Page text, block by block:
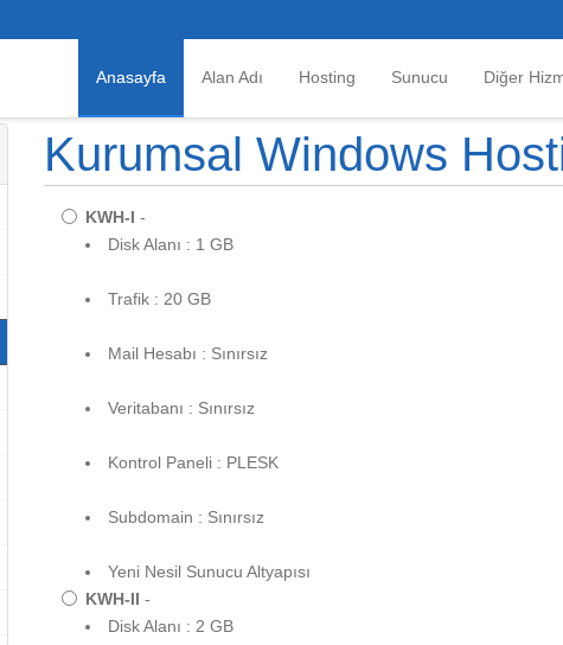
Anasayfa Alan Adı Hosting Sunucu Diğer
Kurumsal Windows
KWH-I -
Disk Alanı : 1 GB
Trafik : 20 GB
Mail Hesabı : Sınırsız
Veritabanı : Sınırsız
Kontrol Paneli : PLESK
Subdomain : Sınırsız
Yeni Nesil Sunucu Altyapısı
KWH-II -
Disk Alanı : 2 GB